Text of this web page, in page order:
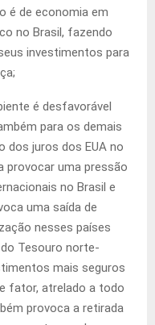
é de economia em
no Brasil, fazendo
investimentos para
é desfavorável
para os demais
dos juros dos EUA no
provocar uma pressão
no Brasil e
uma saída de
nesses países
Tesouro norte-
mais seguros
fator, atrelado a todo
provoca a retirada